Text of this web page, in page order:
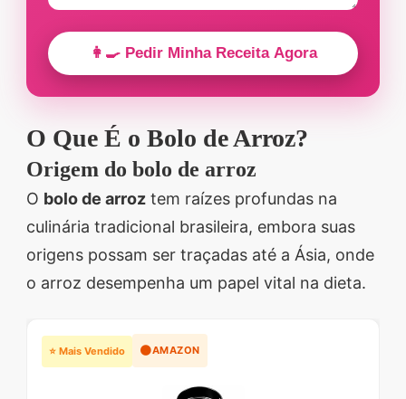
👩‍🍳 Pedir Minha Receita Agora
O Que É o Bolo de Arroz?
Origem do bolo de arroz
O bolo de arroz tem raízes profundas na
culinária tradicional brasileira, embora suas
origens possam ser traçadas até a Ásia, onde
o arroz desempenha um papel vital na dieta.
⭐ Mais Vendido 🟠AMAZON